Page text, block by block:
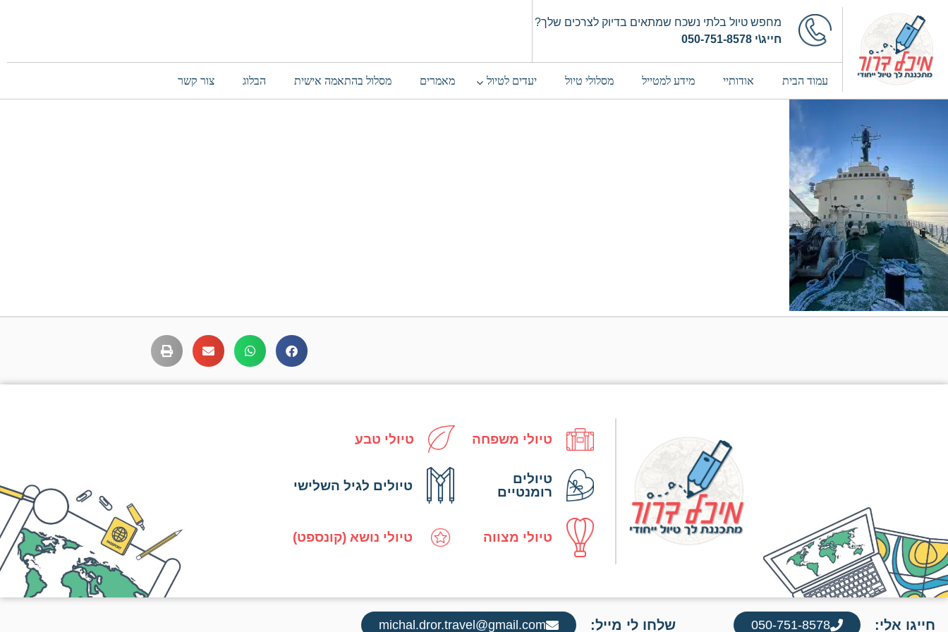
מחפש טיול בלתי נשכח שמתאים בדיוק לצרכים שלך?
חייג\י 050-751-8578
עמוד הבית אודותיי מידע למטייל מסלולי טיול יעדים לטיול מאמרים מסלול בהתאמה אישית הבלוג צור קשר
טיולי משפחה טיולי טבע
טיולים
רומנטיים
טיולים לגיל השלישי
טיולי מצווה טיולי נושא (קונספט)
חייגו אלי: 050-751-8578 שלחו לי מייל: michal.dror.travel@gmail.com